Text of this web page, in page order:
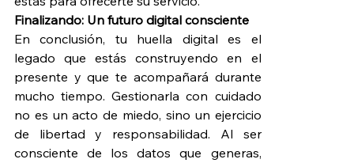
Finalizando: Un futuro digital consciente
En conclusión, tu huella digital es el
legado que estás construyendo en el
presente y que te acompañará durante
mucho tiempo. Gestionarla con cuidado
no es un acto de miedo, sino un ejercicio
de libertad y responsabilidad. Al ser
consciente de los datos que generas,